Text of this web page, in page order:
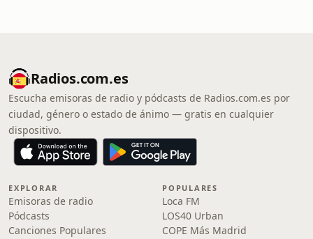
Radios.com.es
Escucha emisoras de radio y pódcasts de Radios.com.es por
ciudad, género o estado de ánimo — gratis en cualquier
dispositivo.
EXPLORAR
Emisoras de radio
Pódcasts
Canciones Populares
POPULARES
Loca FM
LOS40 Urban
COPE Más Madrid